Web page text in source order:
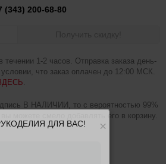
(343) 200-68-80
течении 1-2 часов. Отправка заказа день-
что заказ оплачен до 12:00 МСК.
.
В НАЛИЧИИ, то с вероятностью 99%
можете смело добавлять его в корзину.
×
ДЛЯ ВАС!